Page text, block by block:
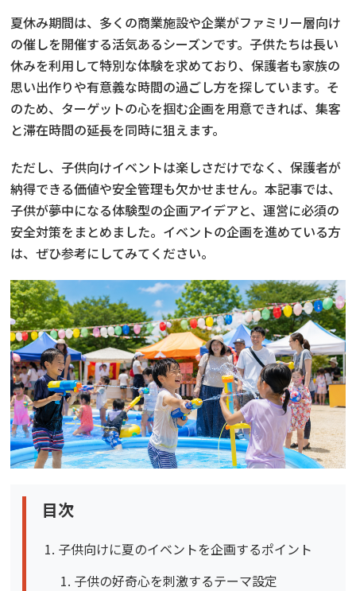
夏休み期間は、多くの商業施設や企業がファミリー層向け
の催しを開催する活気あるシーズンです。子供たちは長い
休みを利用して特別な体験を求めており、保護者も家族の
思い出作りや有意義な時間の過ごし方を探しています。そ
のため、ターゲットの心を掴む企画を用意できれば、集客
と滞在時間の延長を同時に狙えます。
ただし、子供向けイベントは楽しさだけでなく、保護者が
納得できる価値や安全管理も欠かせません。本記事では、
子供が夢中になる体験型の企画アイデアと、運営に必須の
安全対策をまとめました。イベントの企画を進めている方
は、ぜひ参考にしてみてください。
目次
子供向けに夏のイベントを企画するポイント
子供の好奇心を刺激するテーマ設定